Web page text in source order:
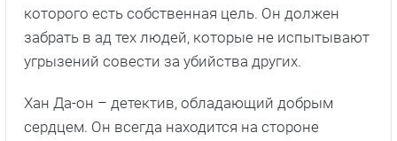
которого есть собственная цель. Он должен
забрать в ад тех людей, которые не испытывают
угрызений совести за убийства других.
Хан Да-он – детектив, обладающий добрым
сердцем. Он всегда находится на стороне